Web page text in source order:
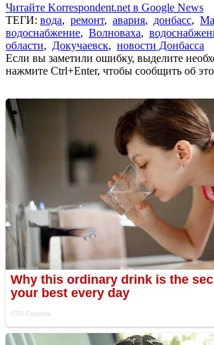
Читайте Korrespondent.net в Google News
ТЕГИ: вода, ремонт, авария, донбасс,
водоснабжение, Волноваха,
области, Докучаевск, новости Донбасса
Если вы заметили ошибку, выделите
нажмите Ctrl+Enter, чтобы сообщить об